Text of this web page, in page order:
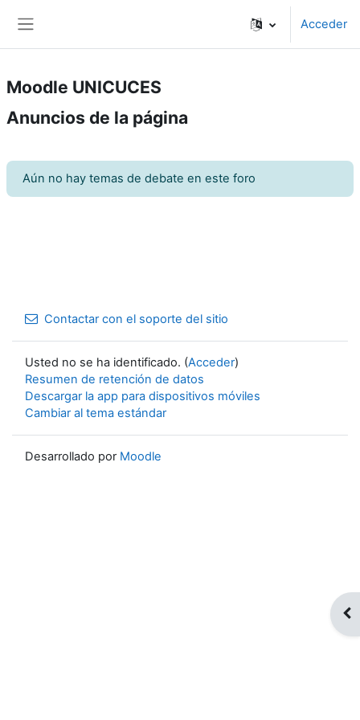
Acceder
Moodle UNICUCES
Anuncios de la página
Aún no hay temas de debate en este foro
Contactar con el soporte del sitio
Usted no se ha identificado. (Acceder)
Resumen de retención de datos
Descargar la app para dispositivos móviles
Cambiar al tema estándar
Desarrollado por Moodle